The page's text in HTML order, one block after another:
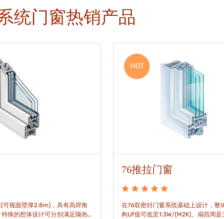
统门窗热销产品
可视面壁厚2.8m)，具有高焊角
殊的腔体设计可分别满足隔热
HOT
76推拉门窗
在76双密封门窗系统基础上设计，整
构Uf值可低至1.3W/(M2K)。扇四周是